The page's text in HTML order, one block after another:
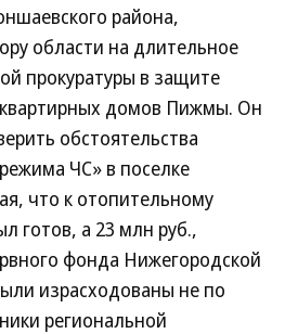
района,
области на длительное
прокуратуры в защите
домов Пижмы. Он
обстоятельства
ЧС» в поселке
что к отопительному
готов, а 23 млн руб.,
фонда Нижегородской
израсходованы не по
региональной